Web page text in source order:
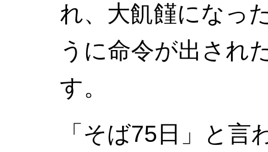
れ、大飢饉になっ
うに命令が出され
す。
「そば75日」と